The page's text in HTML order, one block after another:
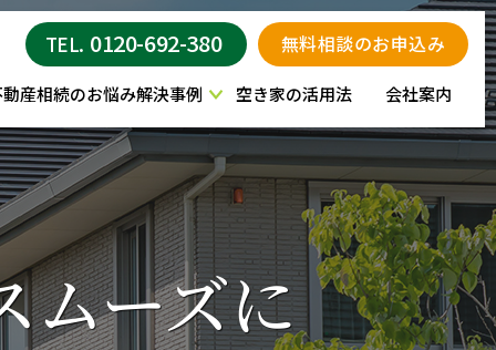
TEL. 0120-692-380 無料相談のお申込み
産相続のお悩み解決事例 空き家の活用法 会社案内
ムーズに